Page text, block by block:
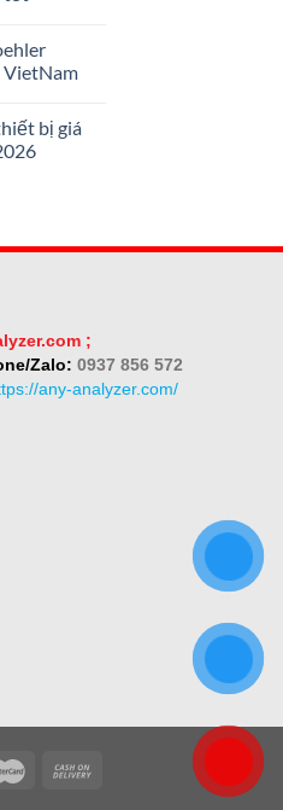
bị giá
;
Zalo: 0937 856 572
any-analyzer.com/